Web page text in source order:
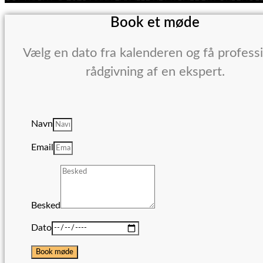
Book et møde
Vælg en dato fra kalenderen og få
rådgivning af en ekspert.
Navn
Email
Besked
Dato
Book møde